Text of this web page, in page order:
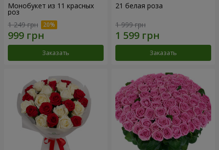
Монобукет из 11 красных
роз
1 249 грн
Заказать
21 белая роза
1 999 грн
Заказать